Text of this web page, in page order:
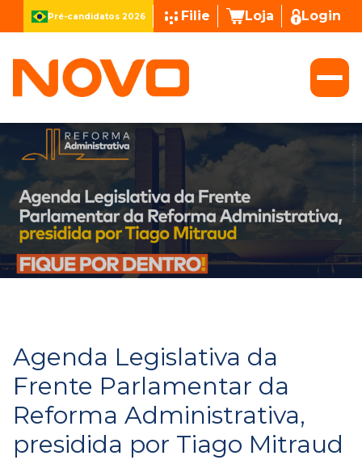
Pré-candidatos 2026 Filie Loja Login
Agenda Legislativa da
Frente Parlamentar da
Reforma Administrativa,
presidida por Tiago Mitraud